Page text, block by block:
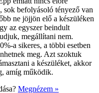
sok befolyásoló tényező van
ne jöjjön elő a készüléken
az egyszer beindult
megállítani nem.
a sikeres, a többi esetben
meg. Azt szoktuk
a készüléket, akkor
amíg működik.
Megnézem »